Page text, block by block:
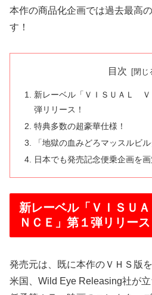
本作の商品化企画では過去最高
す！
目次
新レーベル「ＶＩＳＵＡＬ Ｖ
弾リリース！
特典多数の超豪華仕様！
「地獄の血みどろマッスルビ
日本でも発売記念便乗企画を画
新レーベル「ＶＩＳＵ
ＮＣＥ」第１弾リリース
発売元は、既に本作のＶＨＳ版
米国、Wild Eye Releasing社が立